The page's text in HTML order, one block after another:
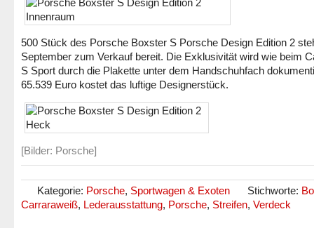
500 Stück des Porsche Boxster S Porsche Design Edition 2
September zum Verkauf bereit. Die Exklusivität wird wie beim
S Sport durch die Plakette unter dem Handschuhfach
65.539 Euro kostet das luftige Designerstück.
[Bilder: Porsche]
Kategorie: Porsche, Sportwagen & Exoten Stichworte:
Carraraweiß, Lederausstattung, Porsche, Streifen, Verdeck